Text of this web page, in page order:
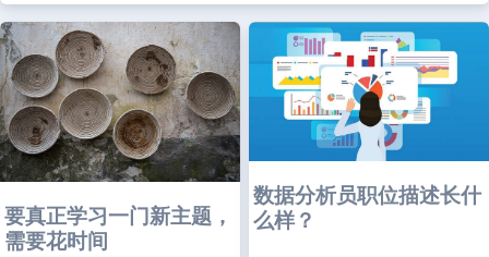
要真正学习一门新主题，
需要花时间
数据分析员职位描述长什
么样？